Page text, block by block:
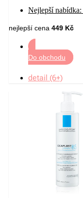
Nejlepší nabídka:
nejlepší cena 449 Kč
Do obchodu
detail (6+)